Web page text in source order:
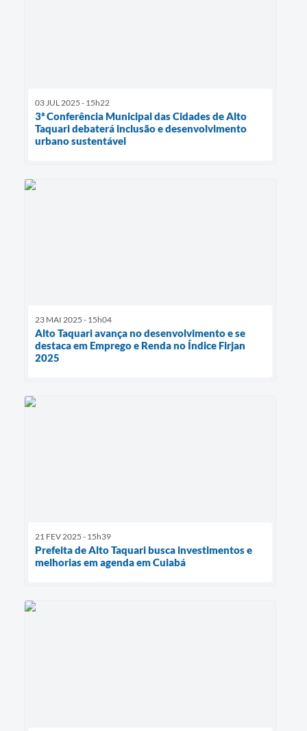
03 JUL 2025 - 15h22
3ª Conferência Municipal das Cidades de Alto
Taquari debaterá inclusão e desenvolvimento
urbano sustentável
23 MAI 2025 - 15h04
Alto Taquari avança no desenvolvimento e se
destaca em Emprego e Renda no Índice Firjan
2025
21 FEV 2025 - 15h39
Prefeita de Alto Taquari busca investimentos e
melhorias em agenda em Cuiabá